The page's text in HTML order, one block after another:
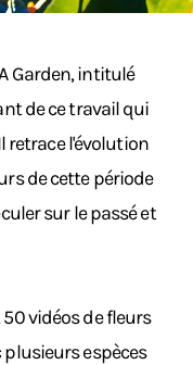
Garden, intitulé
de ce travail qui
retrace l'évolution
de cette période
sur le passé et
vidéos de fleurs
espèces